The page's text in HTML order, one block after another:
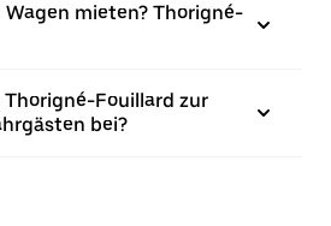
Wagen mieten? Thorigné-
Fouillard zur
bei?